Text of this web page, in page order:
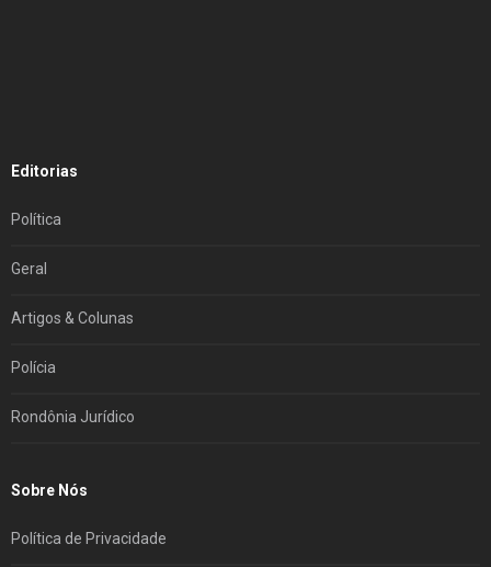
Editorias
Política
Geral
Artigos & Colunas
Polícia
Rondônia Jurídico
Sobre Nós
Política de Privacidade